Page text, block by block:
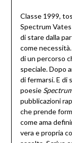
Classe 1999,
Spectrum Vates
di stare dalla
come necessità.
di un percorso
speciale. Dopo
di fermarsi. E di
poesie
pubblicazioni
che prende
come ama
vera e propria